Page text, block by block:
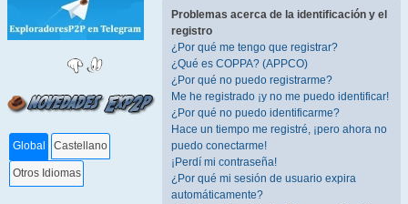
Global Castellano
Otros Idiomas
Problemas acerca de la identificación y el
registro
¿Por qué me tengo que registrar?
¿Qué es COPPA? (APPCO)
¿Por qué no puedo registrarme?
Me he registrado ¡y no me puedo identificar!
¿Por qué no puedo identificarme?
Hace un tiempo me registré, ¡pero ahora no
puedo conectarme!
¡Perdí mi contraseña!
¿Por qué mi sesión de usuario expira
automáticamente?